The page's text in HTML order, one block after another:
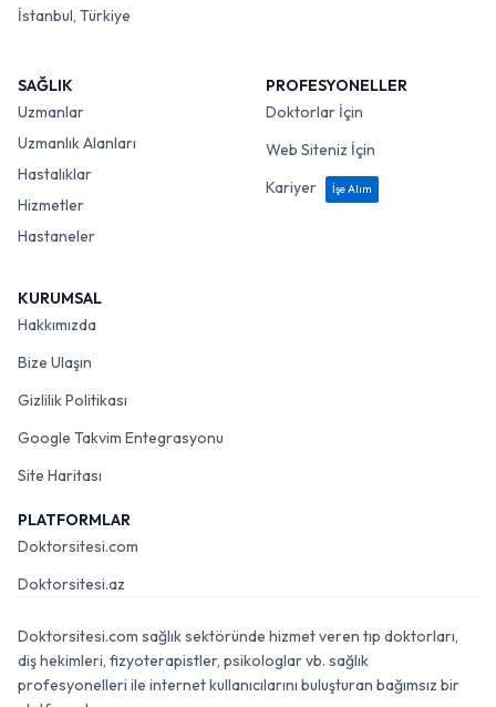
İstanbul, Türkiye
SAĞLIK
Uzmanlar
Uzmanlık Alanları
Hastalıklar
Hizmetler
Hastaneler
PROFESYONELLER
Doktorlar İçin
Web Siteniz İçin
Kariyer
İşe Alım
KURUMSAL
Hakkımızda
Bize Ulaşın
Gizlilik Politikası
Google Takvim Entegrasyonu
Site Haritası
PLATFORMLAR
Doktorsitesi.com
Doktorsitesi.az
Doktorsitesi.com sağlık sektöründe hizmet veren tıp doktorları,
diş hekimleri, fizyoterapistler, psikologlar vb. sağlık
profesyonelleri ile internet kullanıcılarını buluşturan bağımsız bir